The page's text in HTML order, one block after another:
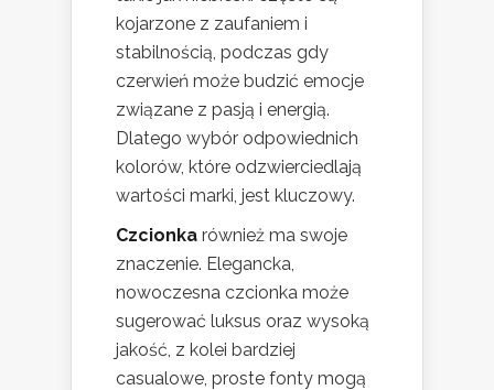
kojarzone z zaufaniem i
stabilnością, podczas gdy
czerwień może budzić emocje
związane z pasją i energią.
Dlatego wybór odpowiednich
kolorów, które odzwierciedlają
wartości marki, jest kluczowy.
Czcionka również ma swoje
znaczenie. Elegancka,
nowoczesna czcionka może
sugerować luksus oraz wysoką
jakość, z kolei bardziej
casualowe, proste fonty mogą